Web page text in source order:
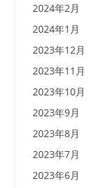
2024年2月
2024年1月
2023年12月
2023年11月
2023年10月
2023年9月
2023年8月
2023年7月
2023年6月